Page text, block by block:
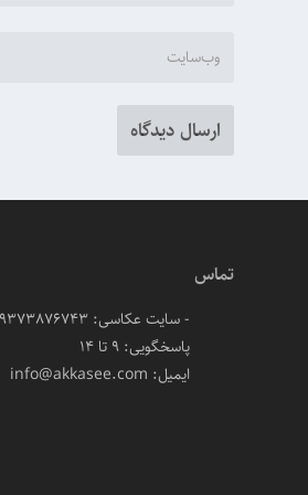
تماس
- سایت عکاسی: 09373876743
پاسخگویی: ۹ تا ۱۴
ایمیل: info@akkasee.com